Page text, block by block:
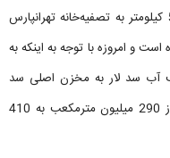
دارد که این آب از طریق تونلی به اندازه‌ی 5.9 کیلومتر به تصفیه‌خانه تهرانپارس
و امروزه با توجه به اینکه به
میلیون متر مکعب آب سد لار به مخزن اصلی سد
لتیان می‌ریزد، حجم آب انتقالی از سد لتیان از 290 میلیون مترمکعب به 410